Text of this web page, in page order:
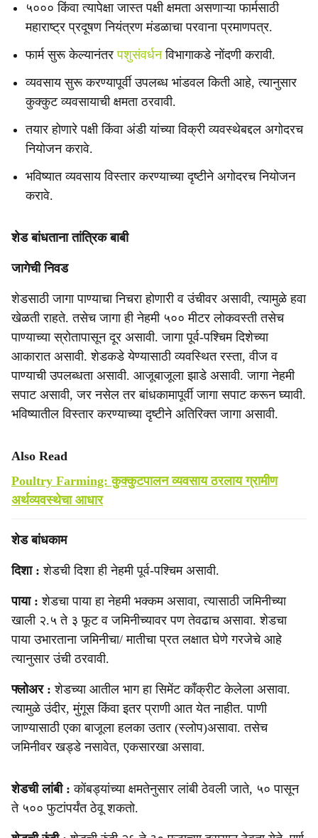
५००० किंवा त्यापेक्षा जास्त पक्षी क्षमता असणाऱ्या फार्मसाठी
महाराष्ट्र प्रदूषण नियंत्रण मंडळाचा परवाना प्रमाणपत्र.
फार्म सुरू केल्यानंतरपशुसंवर्धनविभागाकडे नोंदणी करावी.
व्यवसाय सुरू करण्यापूर्वी उपलब्ध भांडवल किती आहे, त्यानुसार
कुक्कुट व्यवसायाची क्षमता ठरवावी.
तयार होणारे पक्षी किंवा अंडी यांच्या विक्री व्यवस्थेबद्दल अगोदरच
नियोजन करावे.
भविष्यात व्यवसाय विस्तार करण्याच्या दृष्टीने अगोदरच नियोजन
करावे.
शेड बांधताना तांत्रिक बाबी
जागेची निवड
शेडसाठी जागा पाण्याचा निचरा होणारी व उंचीवर असावी, त्यामुळे हवा
खेळती राहते. तसेच जागा ही नेहमी ५०० मीटर लोकवस्ती तसेच
पाण्याच्या स्रोतापासून दूर असावी. जागा पूर्व-पश्चिम दिशेच्या
आकारात असावी. शेडकडे येण्यासाठी व्यवस्थित रस्ता, वीज व
पाण्याची उपलब्धता असावी. आजूबाजूला झाडे असावी. जागा नेहमी
सपाट असावी, जर नसेल तर बांधकामापूर्वी जागा सपाट करून घ्यावी.
भविष्यातील विस्तार करण्याच्या दृष्टीने अतिरिक्त जागा असावी.
Also Read
Poultry Farming: कुक्कुटपालन व्यवसाय ठरलाय ग्रामीण
अर्थव्यवस्थेचा आधार
शेड बांधकाम
दिशा : शेडची दिशा ही नेहमी पूर्व-पश्चिम असावी.
पाया : शेडचा पाया हा नेहमी भक्कम असावा, त्यासाठी जमिनीच्या
खाली २.५ ते ३ फूट व जमिनीच्यावर पण तेवढाच असावा. शेडचा
पाया उभारताना जमिनीचा/ मातीचा प्रत लक्षात घेणे गरजेचे आहे
त्यानुसार उंची ठरवावी.
फ्लोअर : शेडच्या आतील भाग हा सिमेंट काँक्रीट केलेला असावा.
त्यामुळे उंदीर, मुंगूस किंवा इतर प्राणी आत येत नाहीत. पाणी
जाण्यासाठी एका बाजूला हलका उतार (स्लोप)असावा. तसेच
जमिनीवर खड्डे नसावेत, एकसारखा असावा.
शेडची लांबी : कोंबड्यांच्या क्षमतेनुसार लांबी ठेवली जाते, ५० पासून
ते ५०० फुटांपर्यंत ठेवू शकतो.